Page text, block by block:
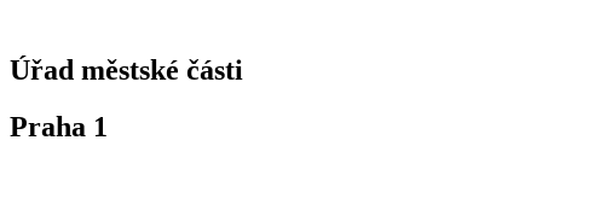
Úřad městské části
Praha 1